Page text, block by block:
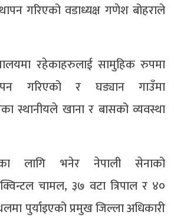
गरिएको वडाध्यक्ष गणेश बोहराले
रहेकाहरुलाई सामुहिक रुपमा
गरिएको र घड्यान गाउँमा
स्थानीयले खाना र बासको व्यवस्था
लागि भनेर नेपाली सेनाको
चामल, ३७ वटा त्रिपाल र ४०
पुर्याइएको प्रमुख जिल्ला अधिकारी